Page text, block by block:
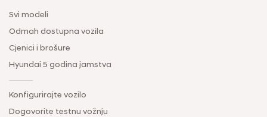
Svi modeli
Odmah dostupna vozila
Cjenici i brošure
Hyundai 5 godina jamstva
Konfigurirajte vozilo
Dogovorite testnu vožnju